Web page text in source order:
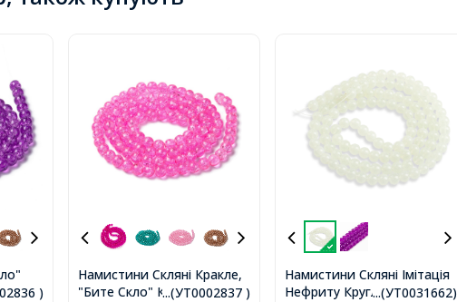
) ...(УТ0002837 )
Намистини Скляні Кракле,
"Бите Скло" Круглі,
...(УТ0031662)
Намистини Скляні Імітація
Нефриту Круглі, Талий Сніг